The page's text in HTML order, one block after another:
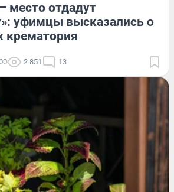
место отдадут
уфимцы высказались о
крематория
2 851 13